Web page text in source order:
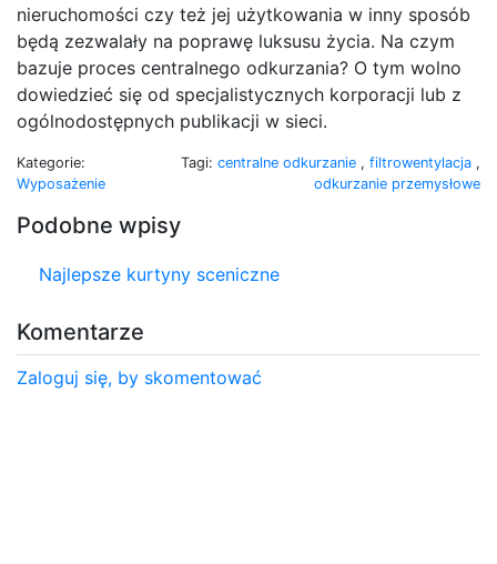
nieruchomości czy też jej użytkowania w inny sposób
będą zezwalały na poprawę luksusu życia. Na czym
bazuje proces centralnego odkurzania? O tym wolno
dowiedzieć się od specjalistycznych korporacji lub z
ogólnodostępnych publikacji w sieci.
Kategorie:
Wyposażenie
Tagi: centralne odkurzanie , filtrowentylacja ,
odkurzanie przemysłowe
Podobne wpisy
Najlepsze kurtyny sceniczne
Komentarze
Zaloguj się, by skomentować